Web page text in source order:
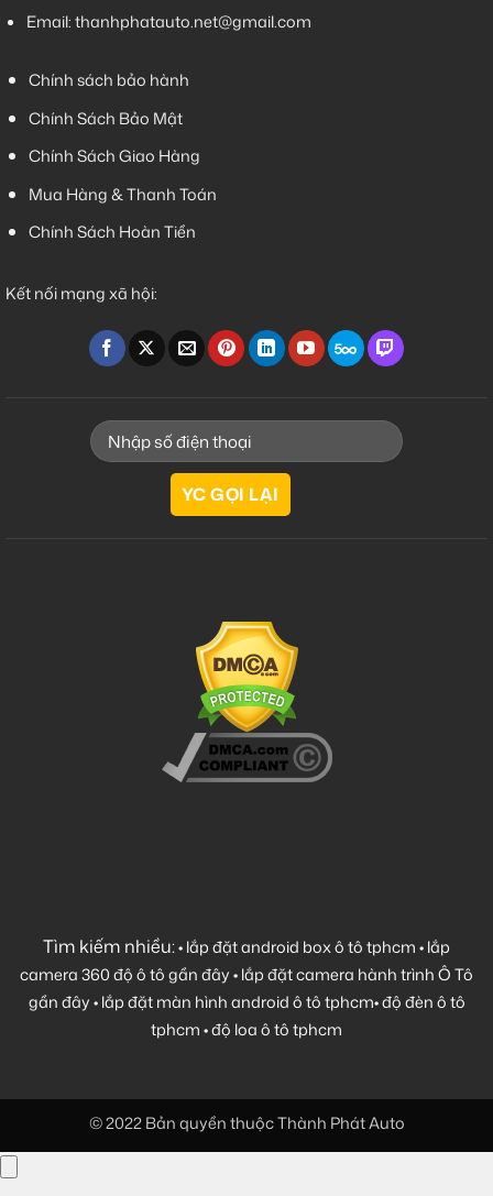
Email:thanhphatauto.net@gmail.com
Chính sách bảo hành
Chính Sách Bảo Mật
Chính Sách Giao Hàng
Mua Hàng & Thanh Toán
Chính Sách Hoàn Tiền
Kết nối mạng xã hội:
Tìm kiếm nhiều:•lắp đặt android box ô tô tphcm•lắp
camera 360 độ ô tô gần đây•lắp đặt camera hành trình Ô Tô
gần đây•lắp đặt màn hình android ô tô tphcm•độ đèn ô tô
tphcm•độ loa ô tô tphcm
© 2022 Bản quyền thuộc Thành Phát Auto